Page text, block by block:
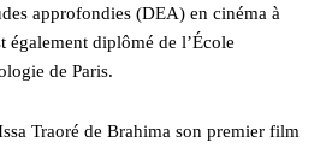
approfondies (DEA) en cinéma à
également diplômé de l’École
de Paris.
Traoré de Brahima son premier film